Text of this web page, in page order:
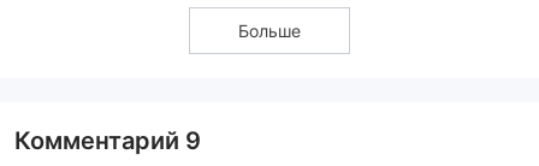
Больше
Комментарий 9